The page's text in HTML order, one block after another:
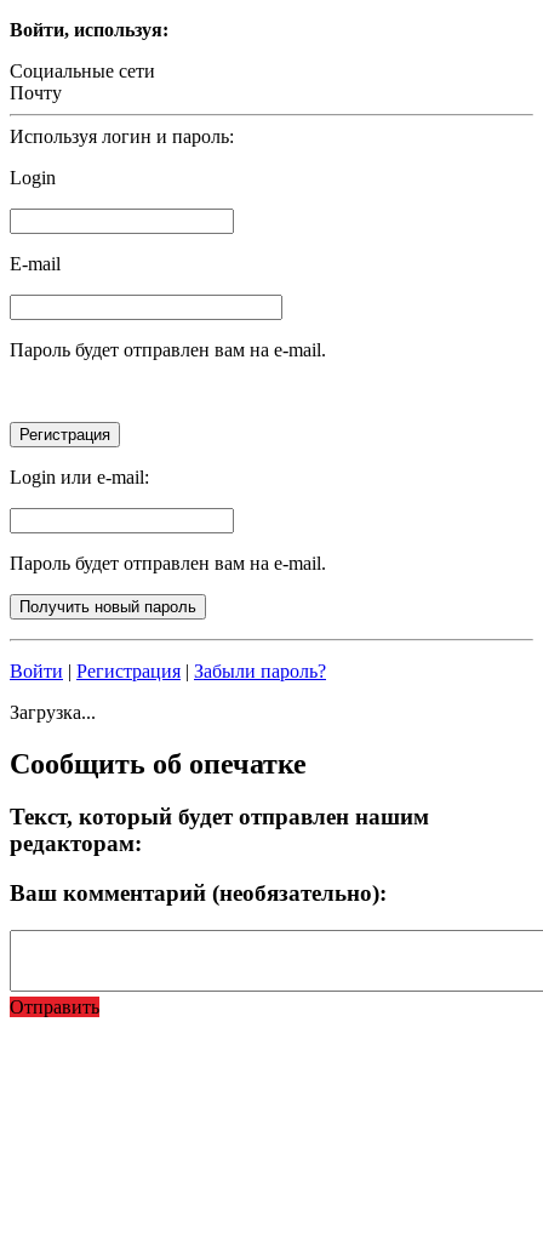
Войти, используя:
Социальные сети
Почту
Используя логин и пароль:
Login
E-mail
Пароль будет отправлен вам на e-mail.
Login или e-mail:
Пароль будет отправлен вам на e-mail.
Войти | Регистрация | Забыли пароль?
Загрузка...
Сообщить об опечатке
Текст, который будет отправлен нашим
редакторам:
Ваш комментарий (необязательно):
Отправить